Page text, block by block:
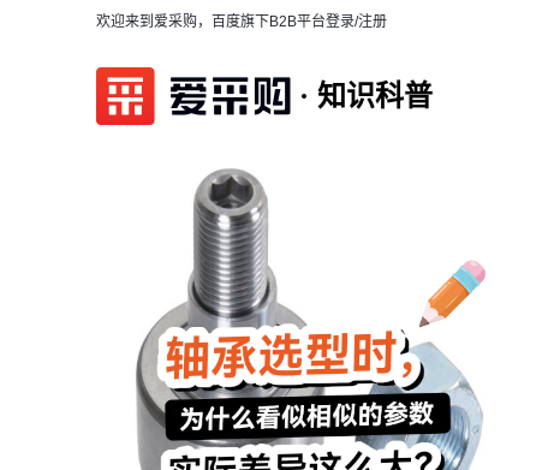
欢迎来到爱采购，百度旗下B2B平台登录/注册
知识科普